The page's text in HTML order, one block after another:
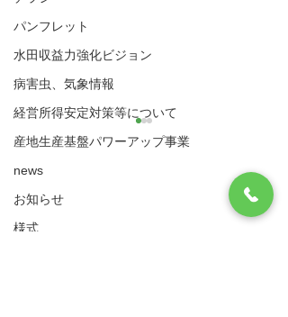
パンフレット
水田収益力強化ビジョン
病害虫、気象情報
経営所得安定対策等について
産地生産基盤パワーアップ事業
news
お知らせ
様式
住所：〒866-8601 八代市松江城町1-25 （八
代市農業振興課内）